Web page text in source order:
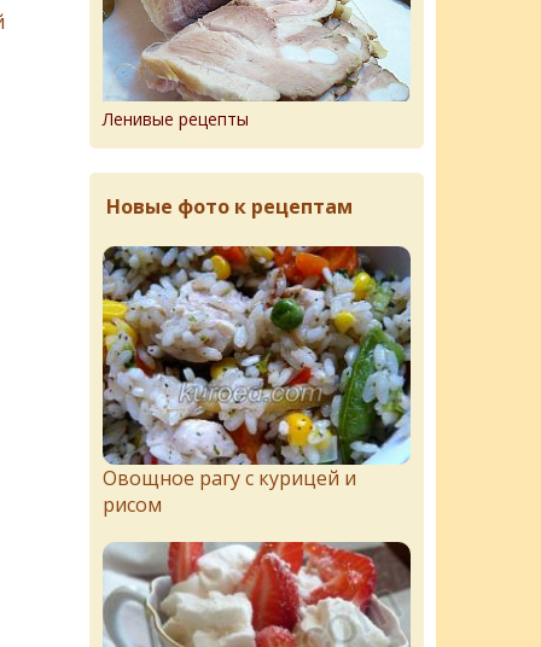
Ленивые рецепты
Новые фото к рецептам
Овощное рагу с курицей и
рисом